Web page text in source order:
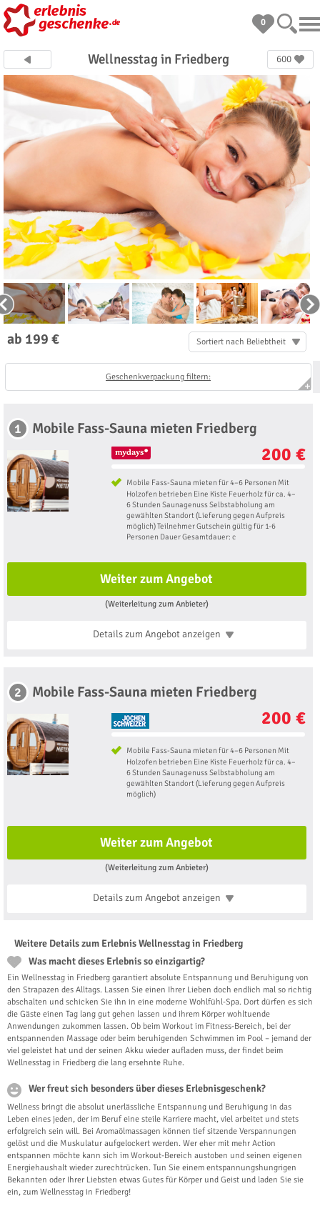
0
Wellnesstag in Friedberg 600
ab 199 € Sortiert nach Beliebtheit
Geschenkverpackung filtern:
1 Mobile Fass-Sauna mieten Friedberg
200 €
Mobile Fass-Sauna mieten für 4–6 Personen Mit
Holzofen betrieben Eine Kiste Feuerholz für ca. 4–
6 Stunden Saunagenuss Selbstabholung am
gewählten Standort (Lieferung gegen Aufpreis
möglich) Teilnehmer Gutschein gültig für 1-6
Personen Dauer Gesamtdauer: c
Weiter zum Angebot
(Weiterleitung zum Anbieter)
Details zum Angebotanzeigen
2 Mobile Fass-Sauna mieten Friedberg
200 €
Mobile Fass-Sauna mieten für 4–6 Personen Mit
Holzofen betrieben Eine Kiste Feuerholz für ca. 4–
6 Stunden Saunagenuss Selbstabholung am
gewählten Standort (Lieferung gegen Aufpreis
möglich)
Weiter zum Angebot
(Weiterleitung zum Anbieter)
Details zum Angebotanzeigen
Weitere Details zum Erlebnis Wellnesstag in Friedberg
Was macht dieses Erlebnis so einzigartig?
Ein Wellnesstag in Friedberg garantiert absolute Entspannung und Beruhigung von
den Strapazen des Alltags. Lassen Sie einen Ihrer Lieben doch endlich mal so richtig
abschalten und schicken Sie ihn in eine moderne Wohlfühl-Spa. Dort dürfen es sich
die Gäste einen Tag lang gut gehen lassen und ihrem Körper wohltuende
Anwendungen zukommen lassen. Ob beim Workout im Fitness-Bereich, bei der
entspannenden Massage oder beim beruhigenden Schwimmen im Pool – jemand der
viel geleistet hat und der seinen Akku wieder aufladen muss, der findet beim
Wellnesstag in Friedberg die lang ersehnte Ruhe.
Wer freut sich besonders über dieses Erlebnisgeschenk?
Wellness bringt die absolut unerlässliche Entspannung und Beruhigung in das
Leben eines jeden, der im Beruf eine steile Karriere macht, viel arbeitet und stets
erfolgreich sein will. Bei Aromaölmassagen können tief sitzende Verspannungen
gelöst und die Muskulatur aufgelockert werden. Wer eher mit mehr Action
entspannen möchte kann sich im Workout-Bereich austoben und seinen eigenen
Energiehaushalt wieder zurechtrücken. Tun Sie einem entspannungshungrigen
Bekannten oder Ihrer Liebsten etwas Gutes für Körper und Geist und laden Sie sie
ein, zum Wellnesstag in Friedberg!